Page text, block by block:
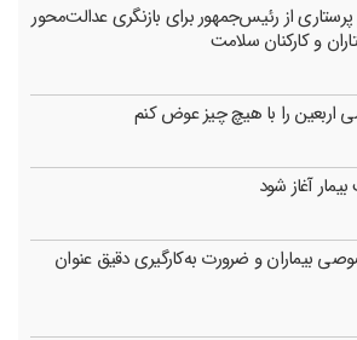
از رئیس‌جمهور برای بازنگری عدالت‌محور
و کارکنان سلامت
را با هیچ چیز عوض کنم
آغاز شود
بیماران و ضرورت به‌کارگیری دقیق عنوان